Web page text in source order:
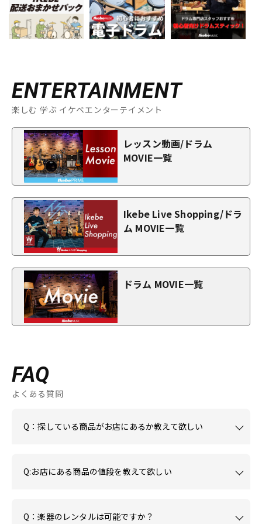
ENTERTAINMENT
楽しむ 学ぶ イケベエンターテイメント
レッスン動画/ドラム
MOVIE一覧
Ikebe Live Shopping/ドラ
ム MOVIE一覧
ドラム MOVIE一覧
FAQ
よくある質問
Q：探している商品がお店にあるか教えて欲しい
Q:お店にある商品の値段を教えて欲しい
Q：楽器のレンタルは可能ですか？